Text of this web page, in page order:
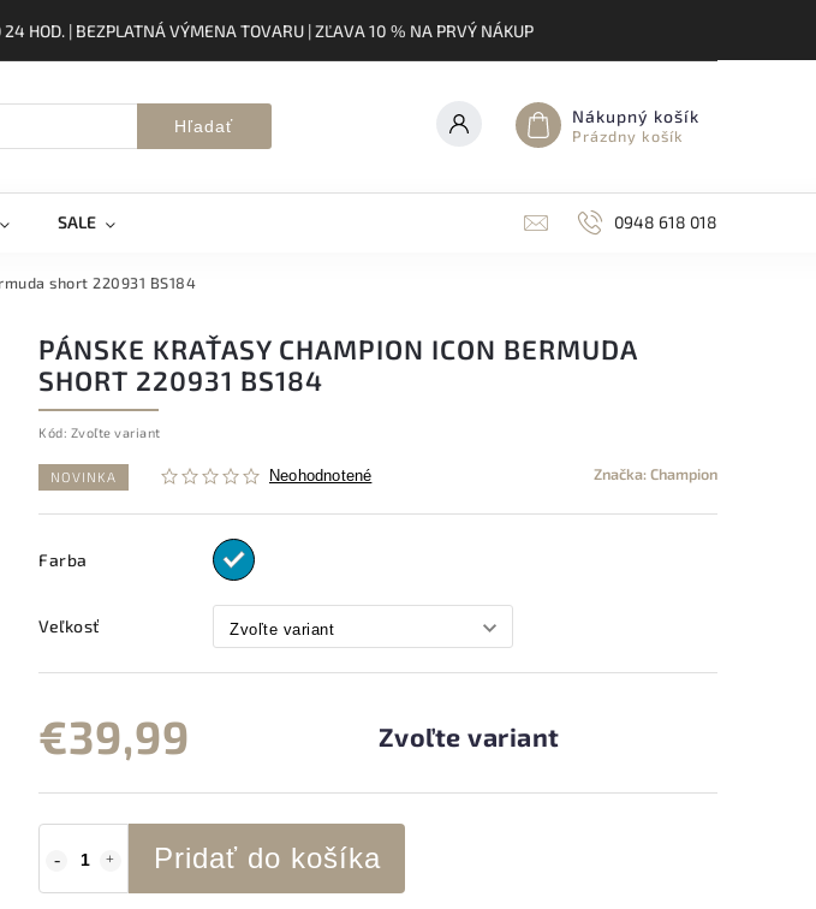
HOD. | BEZPLATNÁ VÝMENA TOVARU | ZĽAVA 10 % NA PRVÝ NÁKUP
Hľadať Nákupný košík
Prázdny košík
SALE 0948 618 018
short 220931 BS184
PÁNSKE KRAŤASY CHAMPION ICON BERMUDA
SHORT 220931 BS184
Kód: Zvoľte variant
NOVINKA Neohodnotené Značka:Champion
Farba
Veľkosť
€39,99 Zvoľte variant
Pridať do košíka